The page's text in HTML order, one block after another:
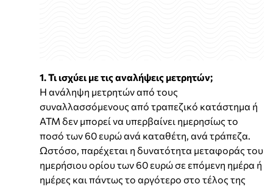
1. Τι ισχύει με τις αναλήψεις μετρητών;
Η ανάληψη μετρητών από τους
συναλλασσόμενους από τραπεζικό κατάστημα ή
ΑΤΜ δεν μπορεί να υπερβαίνει ημερησίως το
ποσό των 60 ευρώ ανά καταθέτη, ανά τράπεζα.
Ωστόσο, παρέχεται η δυνατότητα μεταφοράς του
ημερήσιου ορίου των 60 ευρώ σε επόμενη ημέρα ή
ημέρες και πάντως το αργότερο στο τέλος της